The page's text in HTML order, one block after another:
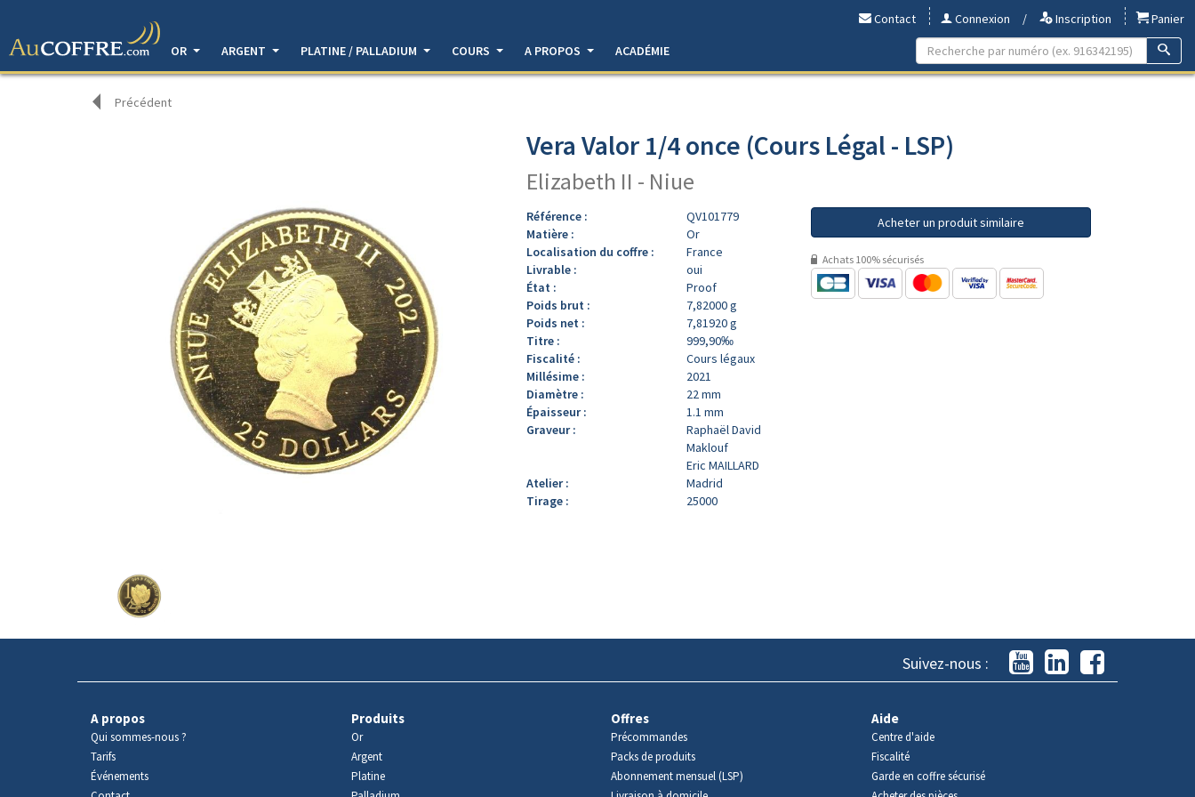
Contact Connexion / Inscription
Panier
OR
ARGENT PLATINE / PALLADIUM COURS A PROPOS ACADÉMIE
Précédent
produit
Vera Valor 1/4 once (Cours Légal - LSP)
Elizabeth II - Niue
Référence :
QV101779
Matière :
Or
Localisation du coffre :
France
Livrable :
oui
État :
Proof
Poids brut :
7,82000 g
Poids net :
7,81920 g
Titre :
999,90‰
Fiscalité :
Cours légaux
Millésime :
2021
Diamètre :
22 mm
Épaisseur :
1.1 mm
Graveur :
Raphaël David
Maklouf
Eric MAILLARD
Atelier :
Madrid
Tirage :
25000
Acheter un produit similaire
Achats 100% sécurisés
Suivez-nous :
A propos
Qui sommes-nous ?
Tarifs
Événements
Produits
Or
Argent
Platine
Offres
Précommandes
Packs de produits
Abonnement mensuel (LSP)
Aide
Centre d'aide
Fiscalité
Garde en coffre sécurisé